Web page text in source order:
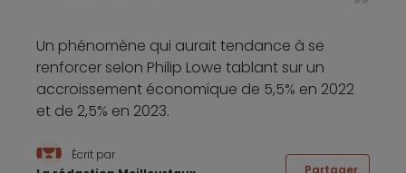
Un phénomène qui aurait tendance à se
renforcer selon Philip Lowe tablant sur un
accroissement économique de 5,5% en 2022
et de 2,5% en 2023.
Écrit par